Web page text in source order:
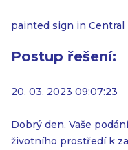
painted sign in Central
Postup řešení:
20. 03. 2023 09:07:23
Dobrý den, Vaše
životního prostředí k